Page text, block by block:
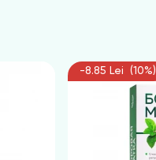
-8.85 Lei (10%)